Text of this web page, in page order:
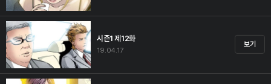
시즌1 제12화
19.04.17
보기